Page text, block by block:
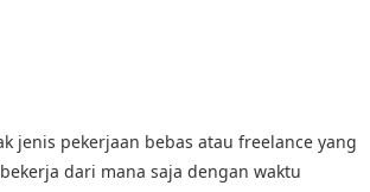
jenis pekerjaan bebas atau freelance yang
dari mana saja dengan waktu